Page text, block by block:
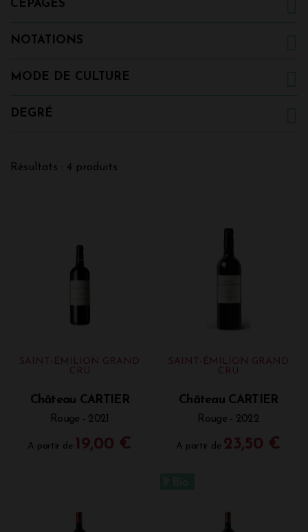
CÉPAGES
NOTATIONS
MODE DE CULTURE
DEGRÉ
Résultats : 4 produits
SAINT-ÉMILION GRAND
CRU
Château CARTIER
Rouge - 2021
A partir de 19,00 €
SAINT-ÉMILION GRAND
CRU
Château CARTIER
Rouge - 2022
A partir de 23,50 €